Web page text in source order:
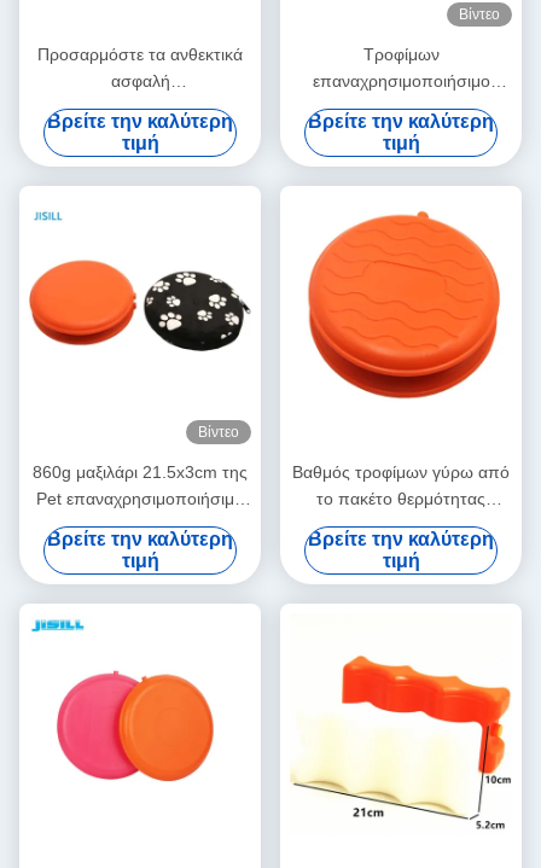
Προσαρμόστε τα ανθεκτικά
ασφαλή
επαναχρησιμοποιήσιμα
θερμότητας μαγκάές χεριών
πακέτων PP υλικά
Βρείτε την καλύτερη
τιμή
Βίντεο
Τροφίμων
επαναχρησιμοποιήσιμο
κόκκινο πακέτων θερμότητας
μικροκυμάτων λογότυπων
χάραξης βαθμού PP
πλαστικό
Βρείτε την καλύτερη
τιμή
Βίντεο
860g μαξιλάρι 21.5x3cm της
Pet επαναχρησιμοποιήσιμα
μαγκάές χεριών πηκτωμάτων
Βρείτε την καλύτερη
τιμή
Βαθμός τροφίμων γύρω από
το πακέτο θερμότητας
πηκτωμάτων
επαναχρησιμοποιήσιμο για
μακροπρόθεσμη θέρμανση
τσαντών μεσημεριανού
Βρείτε την καλύτερη
τιμή